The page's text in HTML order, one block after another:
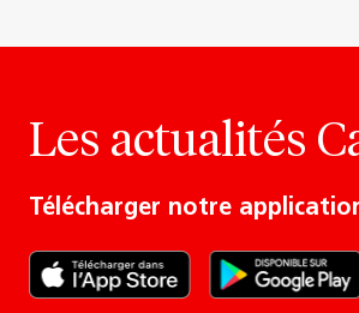
Les actualités
Télécharger notre